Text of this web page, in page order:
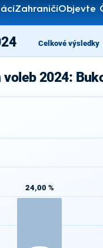
ZahraničíObjevte
Celkové výsledky
2024:
24,00 %